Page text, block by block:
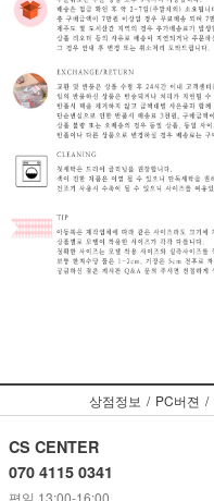
상점정보 / PC버젼 /
CS CENTER
070 4115 0341
평일 13:00-16:00